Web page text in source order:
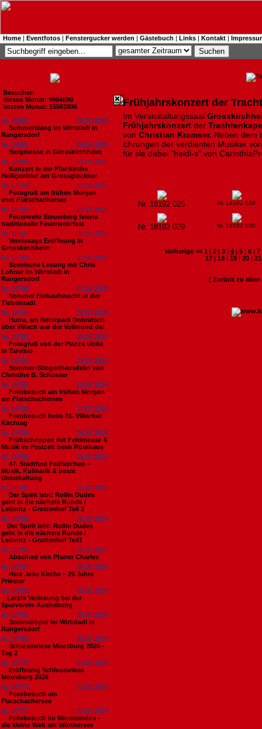
Home | Eventfotos | Fenstergucker werden | Gästebuch | Links | Kontakt |
Besucher:
diesen Monat: 9964690
letzten Monat: 15503886
Nr. 18802
08.08.2026
Summerklang im Wirtstadl in
Rangersdorf
Nr. 18801
06.08.2026
Bergmesse in Grosskirchheim
Nr. 18800
03.08.2026
Konzert in der Pfarrkirche
Heiligenblut am Grossglockner
Nr. 18799
03.08.2026
Fotogruß am frühen Morgen
vom Flatschachersee
Nr. 18798
02.08.2026
Feuerwehr Steuerberg feierte
traditionelle Feuerwehrfest
Nr. 18797
02.08.2026
Vernissage Eröffnung in
Grosskirchheim
Nr. 18796
02.08.2026
Szenische Lesung mit Chris
Lohner im Wirtstadl in
Rangersdorf
Nr. 18795
01.08.2026
Sommer Einkaufsnacht in der
Tiebelstadt
Nr. 18794
29.07.2026
Hurra, am Naturpark Dobratsch
über Villach war der Vollmond da!
Nr. 18793
29.07.2026
Fotogruß von der Piazza Unita
in Tarvisio
Nr. 18792
29.07.2026
Sommer-Stiegenhausdeko von
Christine B. Schusser
Nr. 18791
29.07.2026
Fotobesuch am frühen Morgen
am Flatschachersee
Nr. 18790
27.07.2026
Fotobesuch beim 81. Villacher
Kirchtag
Nr. 18789
26.07.2026
Frühschoppen mit Feldmesse &
Musik im Festzelt beim Rüsthaus
Nr. 18788
26.07.2026
47. Stadtfest Feldkirchen –
Musik, Kulinarik & beste
Unterhaltung
Nr. 18787
26.07.2026
Der Spirit lebt: Rollin Dudes
geht in die nächste Runde /
Leibnitz - Grottenhof Teil 2
Nr. 18786
26.07.2026
​Der Spirit lebt: Rollin Dudes
geht in die nächste Runde /
Leibnitz - Grottenhof Teil1
Nr. 18785
26.07.2026
Abschied von Pfarrer Charles
Nr. 18784
26.07.2026
Herz Jesu Kirche – 25 Jahre
Priester
Nr. 18783
25.07.2026
​Letzte Verlosung bei der
Sparverein-Aushebung
Nr. 18782
25.07.2026
Sommeroper im Wirtstadl in
Rangersdorf
Nr. 18780
25.07.2026
Schlosswiese Moosburg 2026 -
Tag 2
Nr. 18779
24.07.2026
Eröffnung Schlosswiese
Moosburg 2026
Nr. 18778
23.07.2026
Fotobesuch am
Flatschachersee
Nr. 18777
23.07.2026
Fotobesuch im Minimundus -
die kleine Welt am Wörthersee
Frühjahrskonzert der
Im Veranstaltungssaal
Frühjahrskonzert der
von Christian Kramser. Neben dem
Ehrungen der verdienten Musiker
für sie dabei "heidi-s" von
Nr. 18192 025 Nr. 18192 026
Nr. 18192 029 Nr. 18192 030
: Vorherige << 1 | 2 | 3 | 4 | 5 | 6 | 7
17 |18 |19 |20 |21
[ Zurück zu